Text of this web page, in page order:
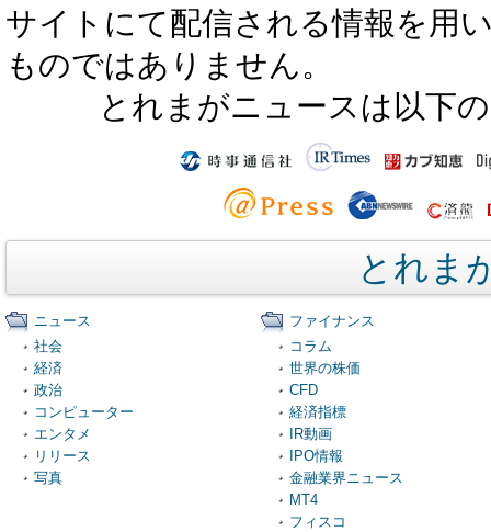
サイトにて配信される情報を用
ものではありません。
とれまがニュースは以下
とれま
ニュース
社会
経済
政治
コンピューター
エンタメ
リリース
写真
ファイナンス
コラム
世界の株価
CFD
経済指標
IR動画
IPO情報
金融業界ニュース
MT4
フィスコ